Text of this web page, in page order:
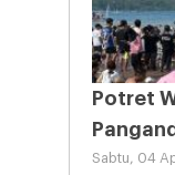
Potret
Sabtu, 04